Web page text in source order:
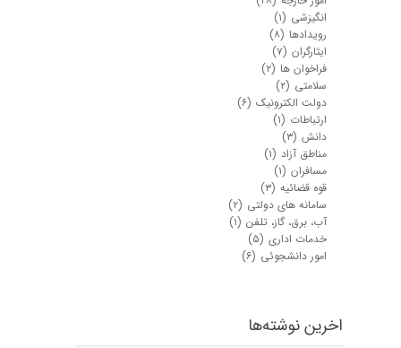
انگیزشی (۱)
رویدادها (۸)
ایثارگران (۷)
فراخوان ها (۲)
سلامتی (۲)
دولت الکترونیک (۶)
ارتباطات (۱)
دانش (۳)
مناطق آزاد (۱)
مسافران (۱)
قوه قضائیه (۳)
سامانه های دولتی (۲)
آب، برق، گاز، تلفن (۱)
خدمات اداری (۵)
امور دانشجوئی (۶)
اخرین نوشته‌ها